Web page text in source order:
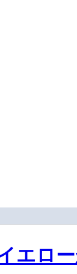
エロ